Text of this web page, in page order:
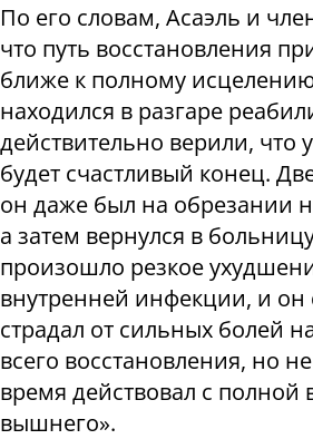
По его словам, Асаэль и
что путь восстановления
ближе к полному
находился в разгаре
действительно верили, что
будет счастливый конец.
он даже был на обрезании
а затем вернулся в
произошло резкое
внутренней инфекции, и он
страдал от сильных болей
всего восстановления, но
время действовал с полной
вышнего».